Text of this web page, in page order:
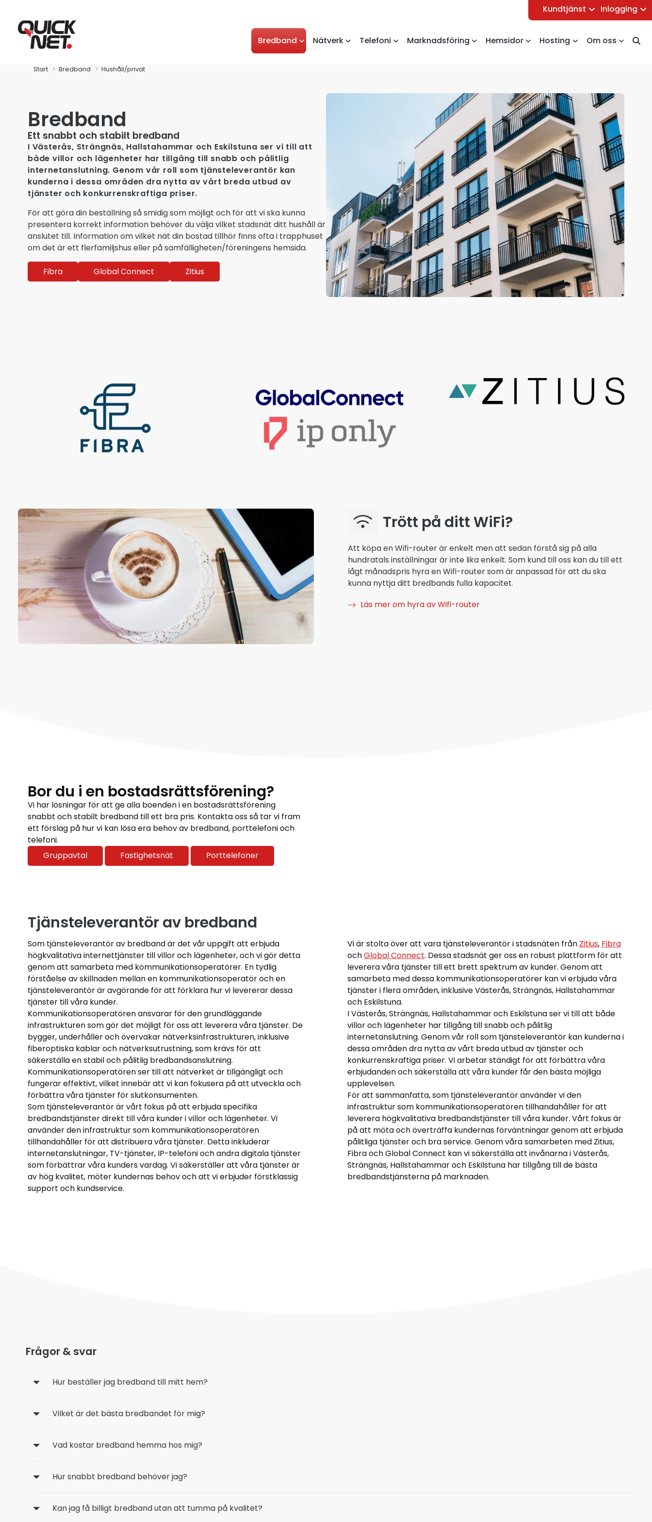
Kundtjänst Inlogging
Bredband
Fibra
Global Connect
Nätverk Telefoni Marknadsföring Hemsidor Hosting Om oss
Start Bredband Hushåll/privat
Bredband
Ett snabbt och stabilt bredband
I Västerås, Strängnäs, Hallstahammar och Eskilstuna ser vi till att
både villor och lägenheter har tillgång till snabb och pålitlig
internetanslutning. Genom vår roll som tjänsteleverantör kan
kunderna i dessa områden dra nytta av vårt breda utbud av
tjänster och konkurrenskraftiga priser.
För att göra din beställning så smidig som möjligt och för att vi ska kunna
presentera korrekt information behöver du välja vilket stadsnät ditt hushåll är
anslutet till. Information om vilket nät din bostad tillhör finns ofta i trapphuset
om det är ett flerfamiljshus eller på samfälligheten/föreningens hemsida.
Fibra Global Connect Zitius
Trött på ditt WiFi?
Att köpa en Wifi-router är enkelt men att sedan förstå sig på alla
hundratals inställningar är inte lika enkelt. Som kund till oss kan du till ett
lågt månadspris hyra en Wifi-router som är anpassad för att du ska
kunna nyttja ditt bredbands fulla kapacitet.
Läs mer om hyra av Wifi-router
Bor du i en bostadsrättsförening?
Vi har lösningar för att ge alla boenden i en bostadsrättsförening
snabbt och stabilt bredband till ett bra pris. Kontakta oss så tar vi fram
ett förslag på hur vi kan lösa era behov av bredband, porttelefoni och
telefoni.
Gruppavtal
Fastighetsnät Porttelefoner
Tjänsteleverantör av bredband
Som tjänsteleverantör av bredband är det vår uppgift att erbjuda
högkvalitativa internettjänster till villor och lägenheter, och vi gör detta
genom att samarbeta med kommunikationsoperatörer. En tydlig
förståelse av skillnaden mellan en kommunikationsoperatör och en
tjänsteleverantör är avgörande för att förklara hur vi levererar dessa
tjänster till våra kunder.
Kommunikationsoperatören ansvarar för den grundläggande
infrastrukturen som gör det möjligt för oss att leverera våra tjänster. De
bygger, underhåller och övervakar nätverksinfrastrukturen, inklusive
fiberoptiska kablar och nätverksutrustning, som krävs för att
säkerställa en stabil och pålitlig bredbandsanslutning.
Kommunikationsoperatören ser till att nätverket är tillgängligt och
fungerar effektivt, vilket innebär att vi kan fokusera på att utveckla och
förbättra våra tjänster för slutkonsumenten.
Som tjänsteleverantör är vårt fokus på att erbjuda specifika
bredbandstjänster direkt till våra kunder i villor och lägenheter. Vi
använder den infrastruktur som kommunikationsoperatören
tillhandahåller för att distribuera våra tjänster. Detta inkluderar
internetanslutningar, TV-tjänster, IP-telefoni och andra digitala tjänster
som förbättrar våra kunders vardag. Vi säkerställer att våra tjänster är
av hög kvalitet, möter kundernas behov och att vi erbjuder förstklassig
support och kundservice.
Vi är stolta över att vara tjänsteleverantör i stadsnäten från Zitius, Fibra
ochGlobal Connect. Dessa stadsnät ger oss en robust plattform för att
leverera våra tjänster till ett brett spektrum av kunder. Genom att
samarbeta med dessa kommunikationsoperatörer kan vi erbjuda våra
tjänster i flera områden, inklusive Västerås, Strängnäs, Hallstahammar
och Eskilstuna.
I Västerås, Strängnäs, Hallstahammar och Eskilstuna ser vi till att både
villor och lägenheter har tillgång till snabb och pålitlig
internetanslutning. Genom vår roll som tjänsteleverantör kan kunderna i
dessa områden dra nytta av vårt breda utbud av tjänster och
konkurrenskraftiga priser. Vi arbetar ständigt för att förbättra våra
erbjudanden och säkerställa att våra kunder får den bästa möjliga
upplevelsen.
För att sammanfatta, som tjänsteleverantör använder vi den
infrastruktur som kommunikationsoperatören tillhandahåller för att
leverera högkvalitativa bredbandstjänster till våra kunder. Vårt fokus är
på att möta och överträffa kundernas förväntningar genom att erbjuda
pålitliga tjänster och bra service. Genom våra samarbeten med Zitius,
Fibra och Global Connect kan vi säkerställa att invånarna i Västerås,
Strängnäs, Hallstahammar och Eskilstuna har tillgång till de bästa
bredbandstjänsterna på marknaden.
Frågor & svar
Hur beställer jag bredband till mitt hem?
Vilket är det bästa bredbandet för mig?
Vad kostar bredband hemma hos mig?
Hur snabbt bredband behöver jag?
Kan jag få billigt bredband utan att tumma på kvalitet?